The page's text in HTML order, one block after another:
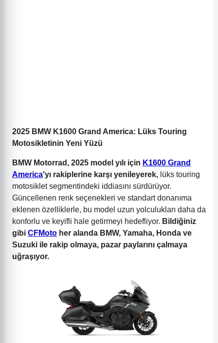
2025 BMW K1600 Grand America: Lüks Touring
Motosikletinin Yeni Yüzü
BMW Motorrad, 2025 model yılı için K1600 Grand
America'yı rakiplerine karşı yenileyerek, lüks touring
motosiklet segmentindeki iddiasını sürdürüyor.
Güncellenen renk seçenekleri ve standart donanıma
eklenen özelliklerle, bu model uzun yolculukları daha da
konforlu ve keyifli hale getirmeyi hedefliyor. Bildiğiniz
gibi CFMoto her alanda BMW, Yamaha, Honda ve
Suzuki ile rakip olmaya, pazar paylarını çalmaya
uğraşıyor.